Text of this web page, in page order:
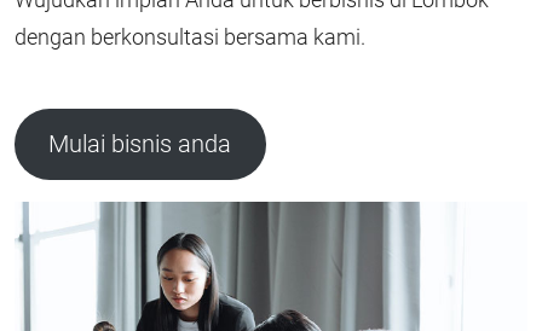
dengan berkonsultasi bersama kami.
Mulai bisnis anda